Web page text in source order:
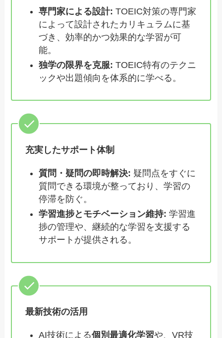
専門家による設計: TOEIC対策の専門家
によって設計されたカリキュラムに基
づき、効率的かつ効果的な学習が可
能。
独学の限界を克服: TOEIC特有のテクニ
ックや出題傾向を体系的に学べる。
充実したサポート体制
質問・疑問の即時解決: 疑問点をすぐに
質問できる環境が整っており、学習の
停滞を防ぐ。
学習進捗とモチベーション維持: 学習進
捗の管理や、継続的な学習を支援する
サポートが提供される。
最新技術の活用
AI技術による個別最適化学習や、VR技